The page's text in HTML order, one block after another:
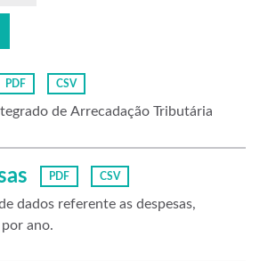
PDF CSV
de Arrecadação Tributária
PDF CSV
dados referente as despesas,
ano.